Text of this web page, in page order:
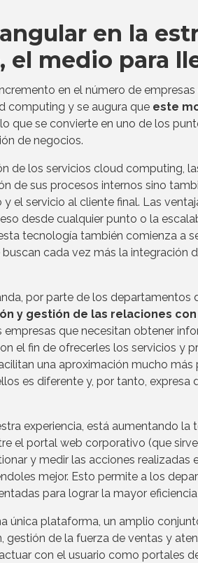
en la
el medio para
en el número de
computing y se augura que este
lo que se convierte en uno de los
de negocios.
de los servicios cloud computing,
de sus procesos internos sino
el servicio al cliente final. Las
desde cualquier punto o la
tecnología también comienza a
cada vez más la integración
por parte de los departamentos
y gestión de las relaciones con
que necesitan obtener
el fin de ofrecerles los servicios y
una aproximación mucho más
es diferente y, por tanto, expresa
experiencia, está aumentando la
el portal web corporativo (que
y medir las acciones realizadas
mejor. Esto permite a los
para lograr la mayor
única plataforma, un amplio
gestión de la fuerza de ventas y
con el usuario como portales